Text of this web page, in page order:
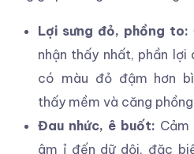
Lợi sưng đỏ, phồng to:
nhận thấy nhất, phần lợi
có màu đỏ đậm hơn
thấy mềm và căng
Đau nhức, ê buốt:
âm ỉ đến dữ dội, đặc